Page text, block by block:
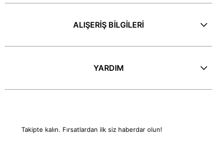
ALIŞERİŞ BİLGİLERİ
YARDIM
Takipte kalın. Fırsatlardan ilk siz haberdar olun!